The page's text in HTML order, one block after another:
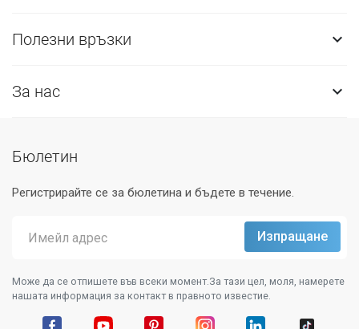
Полезни връзки 
За нас 
Бюлетин
Регистрирайте се за бюлетина и бъдете в течение.
Може да се отпишете във всеки момент.За тази цел, моля, намерете
нашата информация за контакт в правното известие.